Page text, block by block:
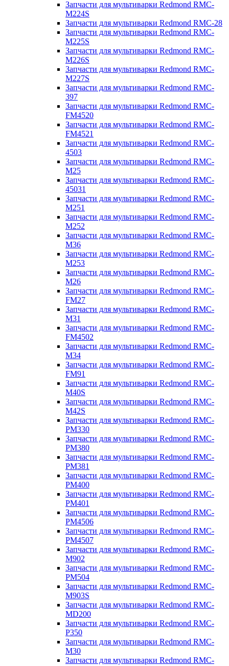
Запчасти для мультиварки Redmond RMC-
M224S
Запчасти для мультиварки Redmond RMC-28
Запчасти для мультиварки Redmond RMC-
M225S
Запчасти для мультиварки Redmond RMC-
M226S
Запчасти для мультиварки Redmond RMC-
M227S
Запчасти для мультиварки Redmond RMC-
397
Запчасти для мультиварки Redmond RMC-
FM4520
Запчасти для мультиварки Redmond RMC-
FM4521
Запчасти для мультиварки Redmond RMC-
4503
Запчасти для мультиварки Redmond RMC-
M25
Запчасти для мультиварки Redmond RMC-
45031
Запчасти для мультиварки Redmond RMC-
M251
Запчасти для мультиварки Redmond RMC-
M252
Запчасти для мультиварки Redmond RMC-
M36
Запчасти для мультиварки Redmond RMC-
M253
Запчасти для мультиварки Redmond RMC-
M26
Запчасти для мультиварки Redmond RMC-
FM27
Запчасти для мультиварки Redmond RMC-
M31
Запчасти для мультиварки Redmond RMC-
FM4502
Запчасти для мультиварки Redmond RMC-
M34
Запчасти для мультиварки Redmond RMC-
FM91
Запчасти для мультиварки Redmond RMC-
M40S
Запчасти для мультиварки Redmond RMC-
M42S
Запчасти для мультиварки Redmond RMC-
PM330
Запчасти для мультиварки Redmond RMC-
PM380
Запчасти для мультиварки Redmond RMC-
PM381
Запчасти для мультиварки Redmond RMC-
PM400
Запчасти для мультиварки Redmond RMC-
PM401
Запчасти для мультиварки Redmond RMC-
PM4506
Запчасти для мультиварки Redmond RMC-
PM4507
Запчасти для мультиварки Redmond RMC-
M902
Запчасти для мультиварки Redmond RMC-
PM504
Запчасти для мультиварки Redmond RMC-
M903S
Запчасти для мультиварки Redmond RMC-
MD200
Запчасти для мультиварки Redmond RMC-
P350
Запчасти для мультиварки Redmond RMC-
M30
Запчасти для мультиварки Redmond RMC-